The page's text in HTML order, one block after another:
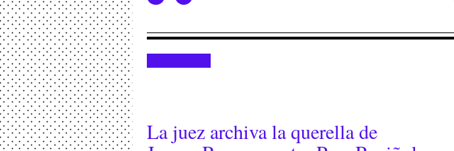
La juez archiva la querella de